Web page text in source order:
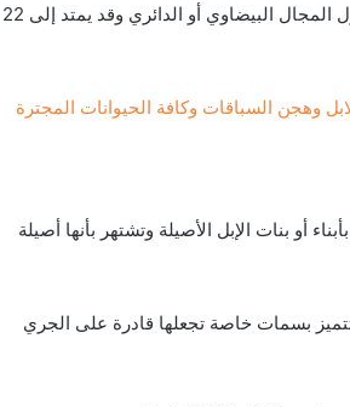
مختلفة طوال السباق، على الرغم من عدم وجود أكثر من لفة كاملة حول المجال البيضاوي أو الدائري وقد يمتد إلى 22
وهجن السباقات وكافة الحيوانات المجترة
أو بنات الإبل الأصيلة وتشتهر بأنها أصيلة
بسمات خاصة تجعلها قادرة على الجري